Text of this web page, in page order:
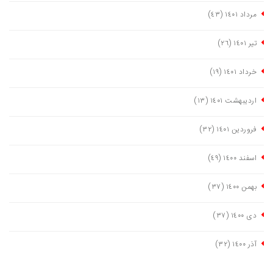
مرداد ١٤٠١ (٤٣)
تیر ١٤٠١ (٢٦)
خرداد ١٤٠١ (١٩)
اردیبهشت ١٤٠١ (١٣)
فروردین ١٤٠١ (٣٢)
اسفند ١٤٠٠ (٤٩)
بهمن ١٤٠٠ (٣٧)
دی ١٤٠٠ (٣٧)
آذر ١٤٠٠ (٣٢)